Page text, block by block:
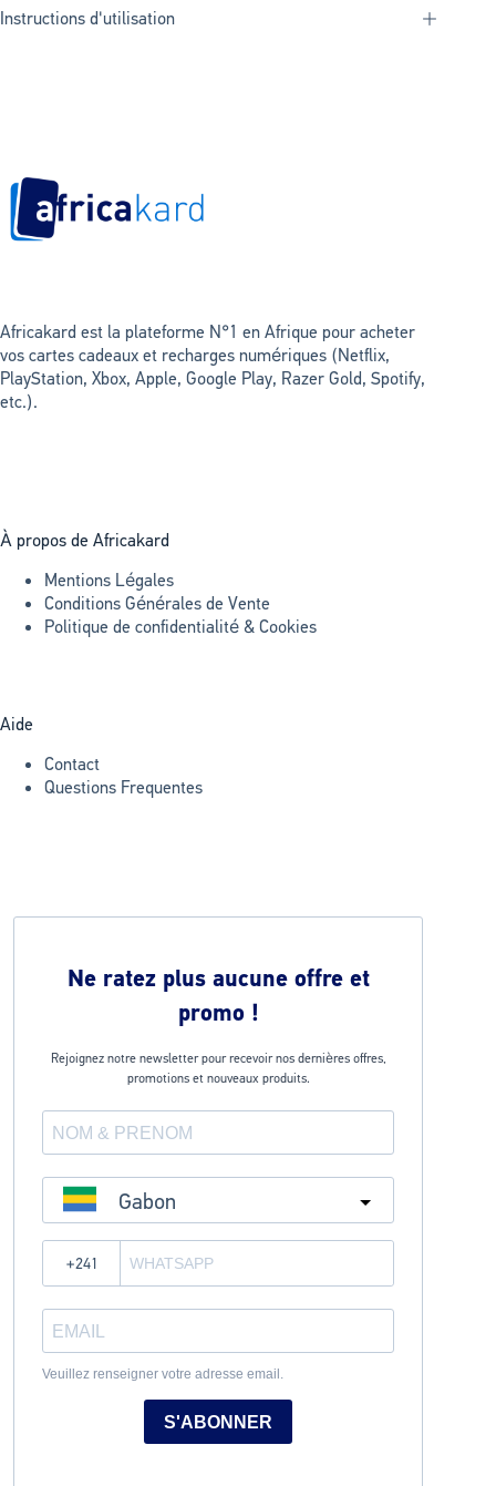
Instructions d'utilisation
Africakard est la plateforme N°1 en Afrique pour acheter
vos cartes cadeaux et recharges numériques (Netflix,
PlayStation, Xbox, Apple, Google Play, Razer Gold, Spotify,
etc.).
À propos de Africakard
Mentions Légales
Conditions Générales de Vente
Politique de confidentialité & Cookies
Aide
Contact
Questions Frequentes
Ne ratez plus aucune offre et
promo !
Rejoignez notre newsletter pour recevoir nos dernières offres,
promotions et nouveaux produits.
Gabon
Veuillez renseigner votre adresse email.
S'ABONNER